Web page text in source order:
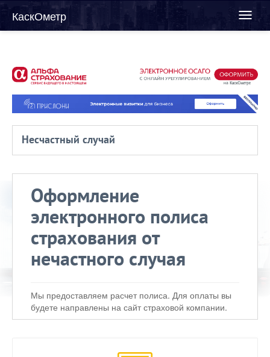
Toggle
КаскОметр
Несчастный случай
Оформление
электронного полиса
страхования от
нечастного случая
Мы предоставляем расчет полиса. Для оплаты вы
будете направлены на сайт страховой компании.